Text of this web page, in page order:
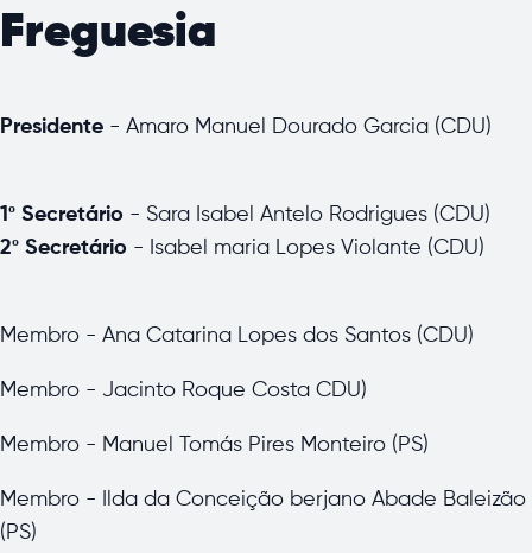
Freguesia
Presidente - Amaro Manuel Dourado Garcia (CDU)
1º Secretário - Sara Isabel Antelo Rodrigues (CDU)
2º Secretário - Isabel maria Lopes Violante (CDU)
Membro - Ana Catarina Lopes dos Santos (CDU)
Membro - Jacinto Roque Costa CDU)
Membro - Manuel Tomás Pires Monteiro (PS)
Membro - Ilda da Conceição berjano Abade Baleizão
(PS)